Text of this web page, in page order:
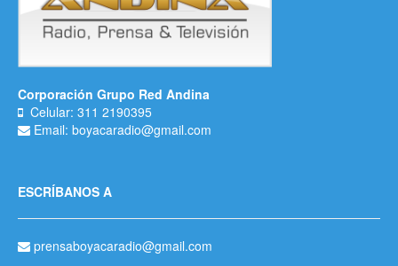
Corporación Grupo Red Andina
Celular: 311 2190395
Email: boyacaradio@gmail.com
ESCRÍBANOS A
prensaboyacaradio@gmail.com